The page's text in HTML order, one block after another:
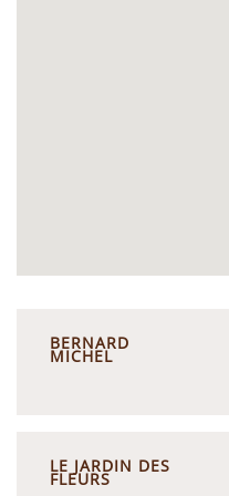
BERNARD
MICHEL
LE JARDIN DES
FLEURS